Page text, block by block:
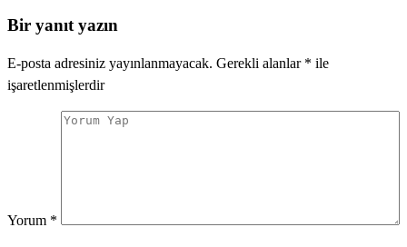
Bir yanıt yazın
E-posta adresiniz yayınlanmayacak. Gerekli alanlar * ile
işaretlenmişlerdir
Yorum *